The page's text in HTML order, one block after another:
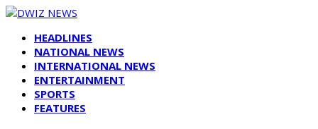
HEADLINES
NATIONAL NEWS
INTERNATIONAL NEWS
ENTERTAINMENT
SPORTS
FEATURES